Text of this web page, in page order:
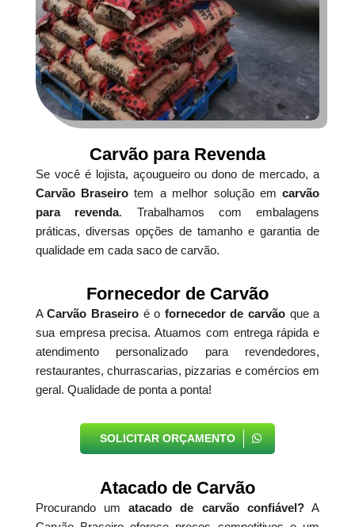
Carvão para Revenda
Se você é lojista, açougueiro ou dono de mercado, a
Carvão Braseiro tem a melhor solução emcarvão
para revenda. Trabalhamos com embalagens
práticas, diversas opções de tamanho e garantia de
qualidade em cada saco de carvão.
Fornecedor de Carvão
ACarvão Braseiro é o fornecedor de carvão que a
sua empresa precisa. Atuamos com entrega rápida e
atendimento personalizado para revendedores,
restaurantes, churrascarias, pizzarias e comércios em
geral. Qualidade de ponta a ponta!
SOLICITAR ORÇAMENTO
Atacado de Carvão
Procurando umatacado de carvão confiável?A